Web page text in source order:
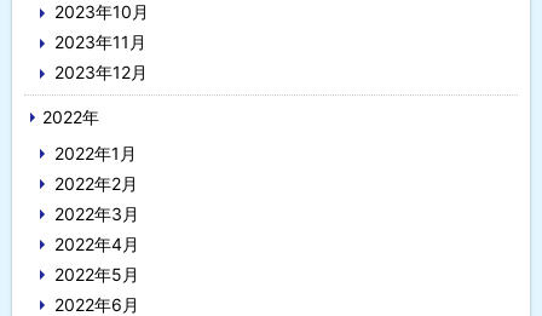
2023年10月
2023年11月
2023年12月
2022年
2022年1月
2022年2月
2022年3月
2022年4月
2022年5月
2022年6月